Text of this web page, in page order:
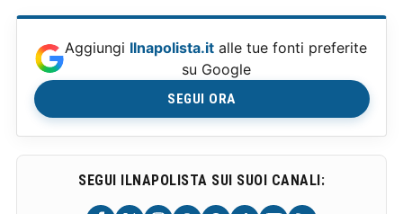
Aggiungi Ilnapolista.it alle tue fonti preferite
su Google
SEGUI ORA
SEGUI ILNAPOLISTA SUI SUOI CANALI: